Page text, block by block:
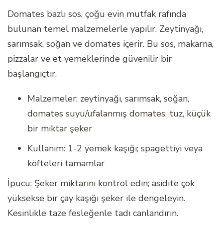
Domates bazlı sos, çoğu evin mutfak rafında
bulunan temel malzemelerle yapılır. Zeytinyağı,
sarımsak, soğan ve domates içerir. Bu sos, makarna,
pizzalar ve et yemeklerinde güvenilir bir
başlangıçtır.
Malzemeler: zeytinyağı, sarımsak, soğan,
domates suyu/ufalanmış domates, tuz, küçük
bir miktar şeker
Kullanım: 1-2 yemek kaşığı; spagettiyi veya
köfteleri tamamlar
İpucu: Şeker miktarını kontrol edin; asidite çok
yüksekse bir çay kaşığı şeker ile dengeleyin.
Kesinlikle taze fesleğenle tadı canlandırın.